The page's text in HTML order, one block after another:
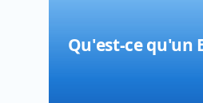
Qu'est-ce qu'un